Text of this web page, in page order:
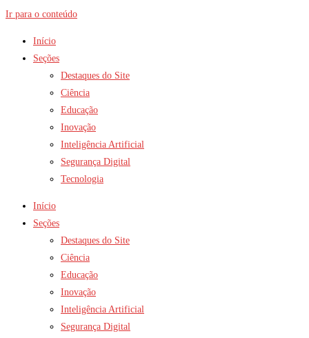
Ir para o conteúdo
Início
Seções
Destaques do Site
Ciência
Educação
Inovação
Inteligência Artificial
Segurança Digital
Tecnologia
Início
Seções
Destaques do Site
Ciência
Educação
Inovação
Inteligência Artificial
Segurança Digital